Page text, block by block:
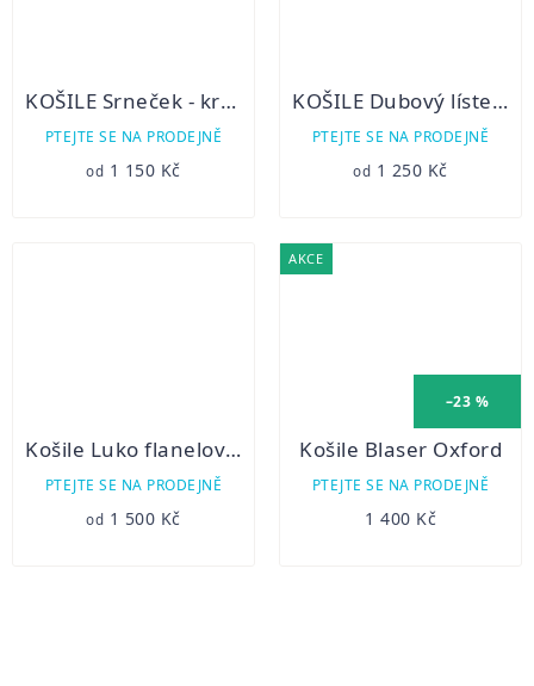
KOŠILE Srneček - krátký rukáv zelená
PTEJTE SE NA PRODEJNĚ
od 1 150 Kč
KOŠILE Dubový lístek bílá -dlohý rukáv
PTEJTE SE NA PRODEJNĚ
od 1 250 Kč
Košile Luko flanelová 212201
PTEJTE SE NA PRODEJNĚ
od 1 500 Kč
AKCE
–23 %
Košile Blaser Oxford
PTEJTE SE NA PRODEJNĚ
1 400 Kč